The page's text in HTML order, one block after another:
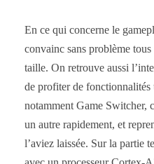
En ce qui concerne le
convainc sans problème
taille. On retrouve aussi
de profiter de fonctionnalités
notamment Game Switcher,
un autre rapidement, et
l’aviez laissée. Sur la partie